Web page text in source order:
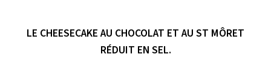
LE CHEESECAKE AU CHOCOLAT ET AU ST MÔRET
RÉDUIT EN SEL.